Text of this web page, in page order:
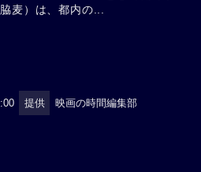
麦）は、都内の...
提供 映画の時間編集部